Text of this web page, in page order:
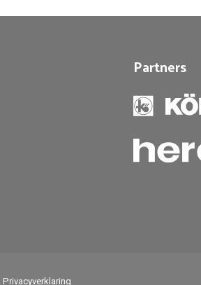
Partners
Privacyverklaring